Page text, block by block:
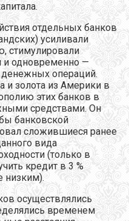
отдельных банков
усиливали
стимулировали
и одновременно —
операций.
и золота из Америки в
этих банков в
средствами. Он
банковской
сложившиеся ранее
вида
(только в
кредит в 3 %
низким).
осуществлялись
временем